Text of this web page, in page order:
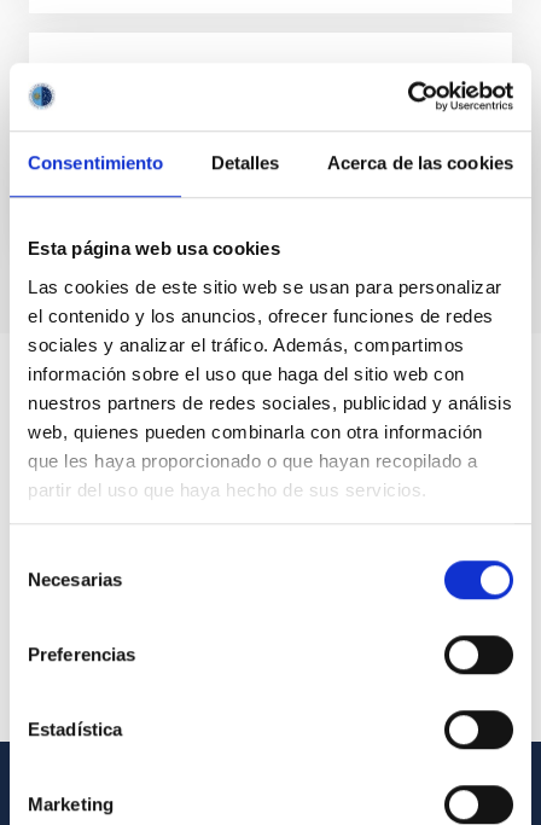
Consentimiento Detalles Acerca de las cookies
Esta página web usa cookies
Las cookies de este sitio web se usan para personalizar
el contenido y los anuncios, ofrecer funciones de redes
sociales y analizar el tráfico. Además, compartimos
información sobre el uso que haga del sitio web con
nuestros partners de redes sociales, publicidad y análisis
web, quienes pueden combinarla con otra información
que les haya proporcionado o que hayan recopilado a
partir del uso que haya hecho de sus servicios.
Necesarias
Preferencias
Estadística
Marketing
INFORMACIÓN GENERAL